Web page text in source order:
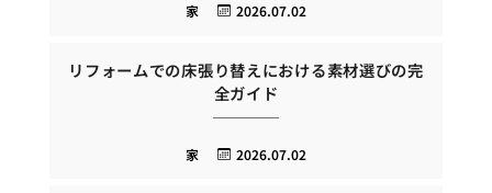
2026.07.02
家
リフォームでの床張り替えにおける素材選びの完
全ガイド
2026.07.02
家